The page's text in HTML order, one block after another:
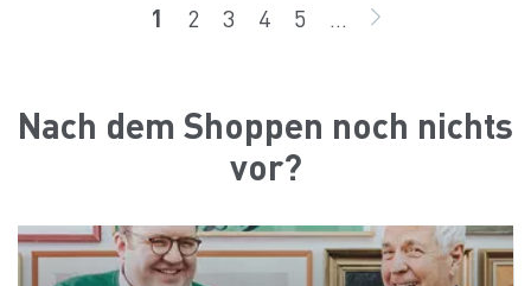
Seite
1 Seite
2 Seite
3 Seite
4 Seite
5 ... WEITER
Nach dem Shoppen noch nichts
vor?